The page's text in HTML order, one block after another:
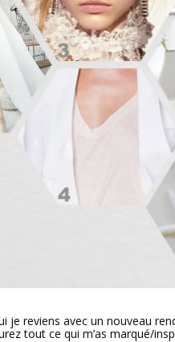
je reviens avec un nouveau
tout ce qui m’as marqué/